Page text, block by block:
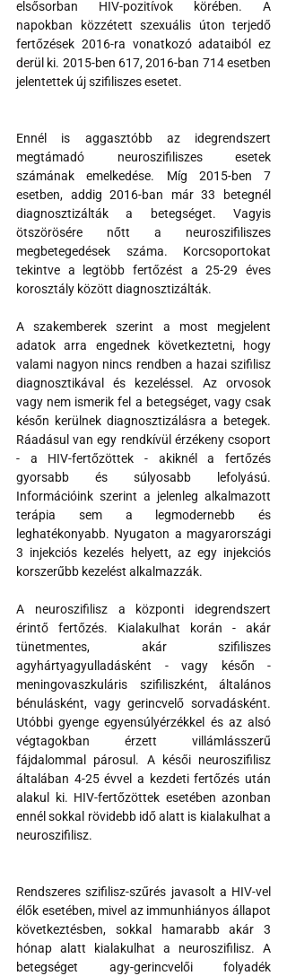
elsősorban HIV-pozitívok körében. A
napokban közzétett szexuális úton terjedő
fertőzések 2016-ra vonatkozó adataiból ez
derül ki. 2015-ben 617, 2016-ban 714 esetben
jelentettek új szifiliszes esetet.
Ennél is aggasztóbb az idegrendszert
megtámadó neuroszifiliszes esetek
számának emelkedése. Míg 2015-ben 7
esetben, addig 2016-ban már 33 betegnél
diagnosztizálták a betegséget. Vagyis
ötszörösére nőtt a neuroszifiliszes
megbetegedések száma. Korcsoportokat
tekintve a legtöbb fertőzést a 25-29 éves
korosztály között diagnosztizálták.
A szakemberek szerint a most megjelent
adatok arra engednek következtetni, hogy
valami nagyon nincs rendben a hazai szifilisz
diagnosztikával és kezeléssel. Az orvosok
vagy nem ismerik fel a betegséget, vagy csak
későn kerülnek diagnosztizálásra a betegek.
Ráadásul van egy rendkívül érzékeny csoport
- a HIV-fertőzöttek - akiknél a fertőzés
gyorsabb és súlyosabb lefolyású.
Információink szerint a jelenleg alkalmazott
terápia sem a legmodernebb és
leghatékonyabb. Nyugaton a magyarországi
3 injekciós kezelés helyett, az egy injekciós
korszerűbb kezelést alkalmazzák.
A neuroszifilisz a központi idegrendszert
érintő fertőzés. Kialakulhat korán - akár
tünetmentes, akár szifiliszes
agyhártyagyulladásként - vagy későn -
meningovaszkuláris szifiliszként, általános
bénulásként, vagy gerincvelő sorvadásként.
Utóbbi gyenge egyensúlyérzékkel és az alsó
végtagokban érzett villámlásszerű
fájdalommal párosul. A késői neuroszifilisz
általában 4-25 évvel a kezdeti fertőzés után
alakul ki. HIV-fertőzöttek esetében azonban
ennél sokkal rövidebb idő alatt is kialakulhat a
neuroszifilisz.
Rendszeres szifilisz-szűrés javasolt a HIV-vel
élők esetében, mivel az immunhiányos állapot
következtésben, sokkal hamarabb akár 3
hónap alatt kialakulhat a neuroszifilisz. A
betegséget agy-gerincvelői folyadék